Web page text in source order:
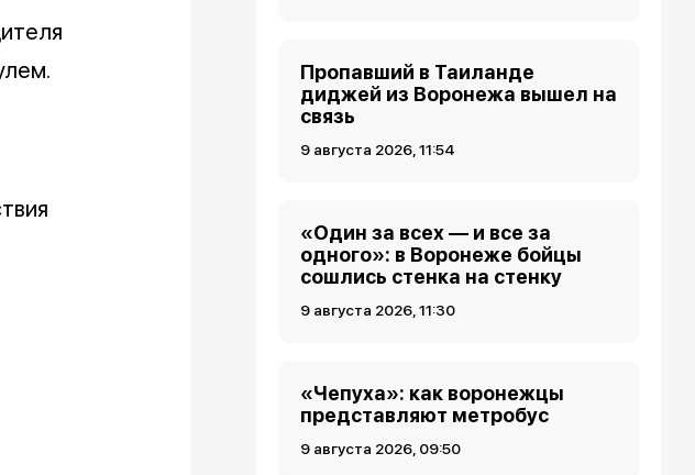
Пропавший в Таиланде
диджей из Воронежа вышел на
связь
9 августа 2026, 11:54
«Один за всех — и все за
одного»: в Воронеже бойцы
сошлись стенка на стенку
9 августа 2026, 11:30
«Чепуха»: как воронежцы
представляют метробус
9 августа 2026, 09:50